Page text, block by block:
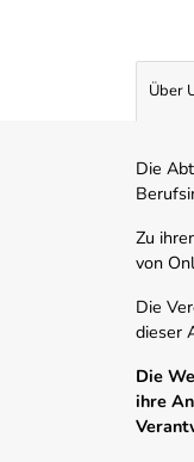
Über
Die
Zu
von
Die
dieser
Die
ihre